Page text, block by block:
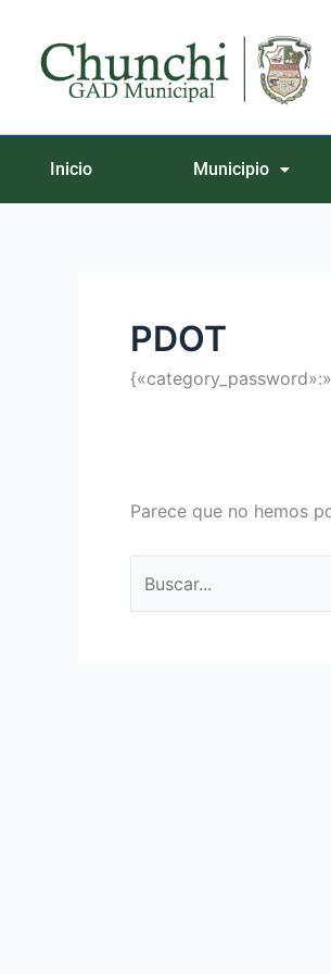
contenido
Inicio Municipio
PDOT
Parece que no hemos